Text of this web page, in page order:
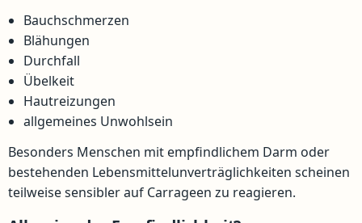
Bauchschmerzen
Blähungen
Durchfall
Übelkeit
Hautreizungen
allgemeines Unwohlsein
Besonders Menschen mit empfindlichem Darm oder
bestehenden Lebensmittelunverträglichkeiten scheinen
teilweise sensibler auf Carrageen zu reagieren.